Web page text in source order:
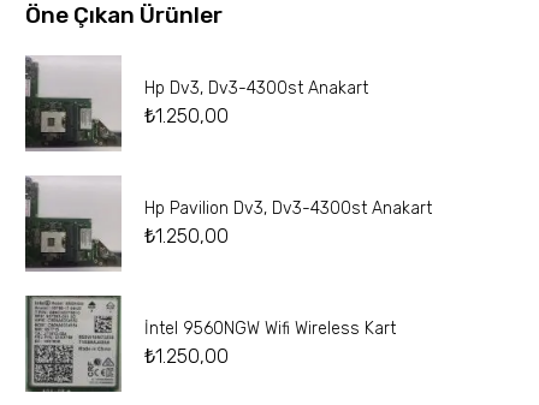
Öne Çıkan Ürünler
Hp Dv3, Dv3-4300st Anakart
₺1.250,00
Hp Pavilion Dv3, Dv3-4300st Anakart
₺1.250,00
İntel 9560NGW Wifi Wireless Kart
₺1.250,00